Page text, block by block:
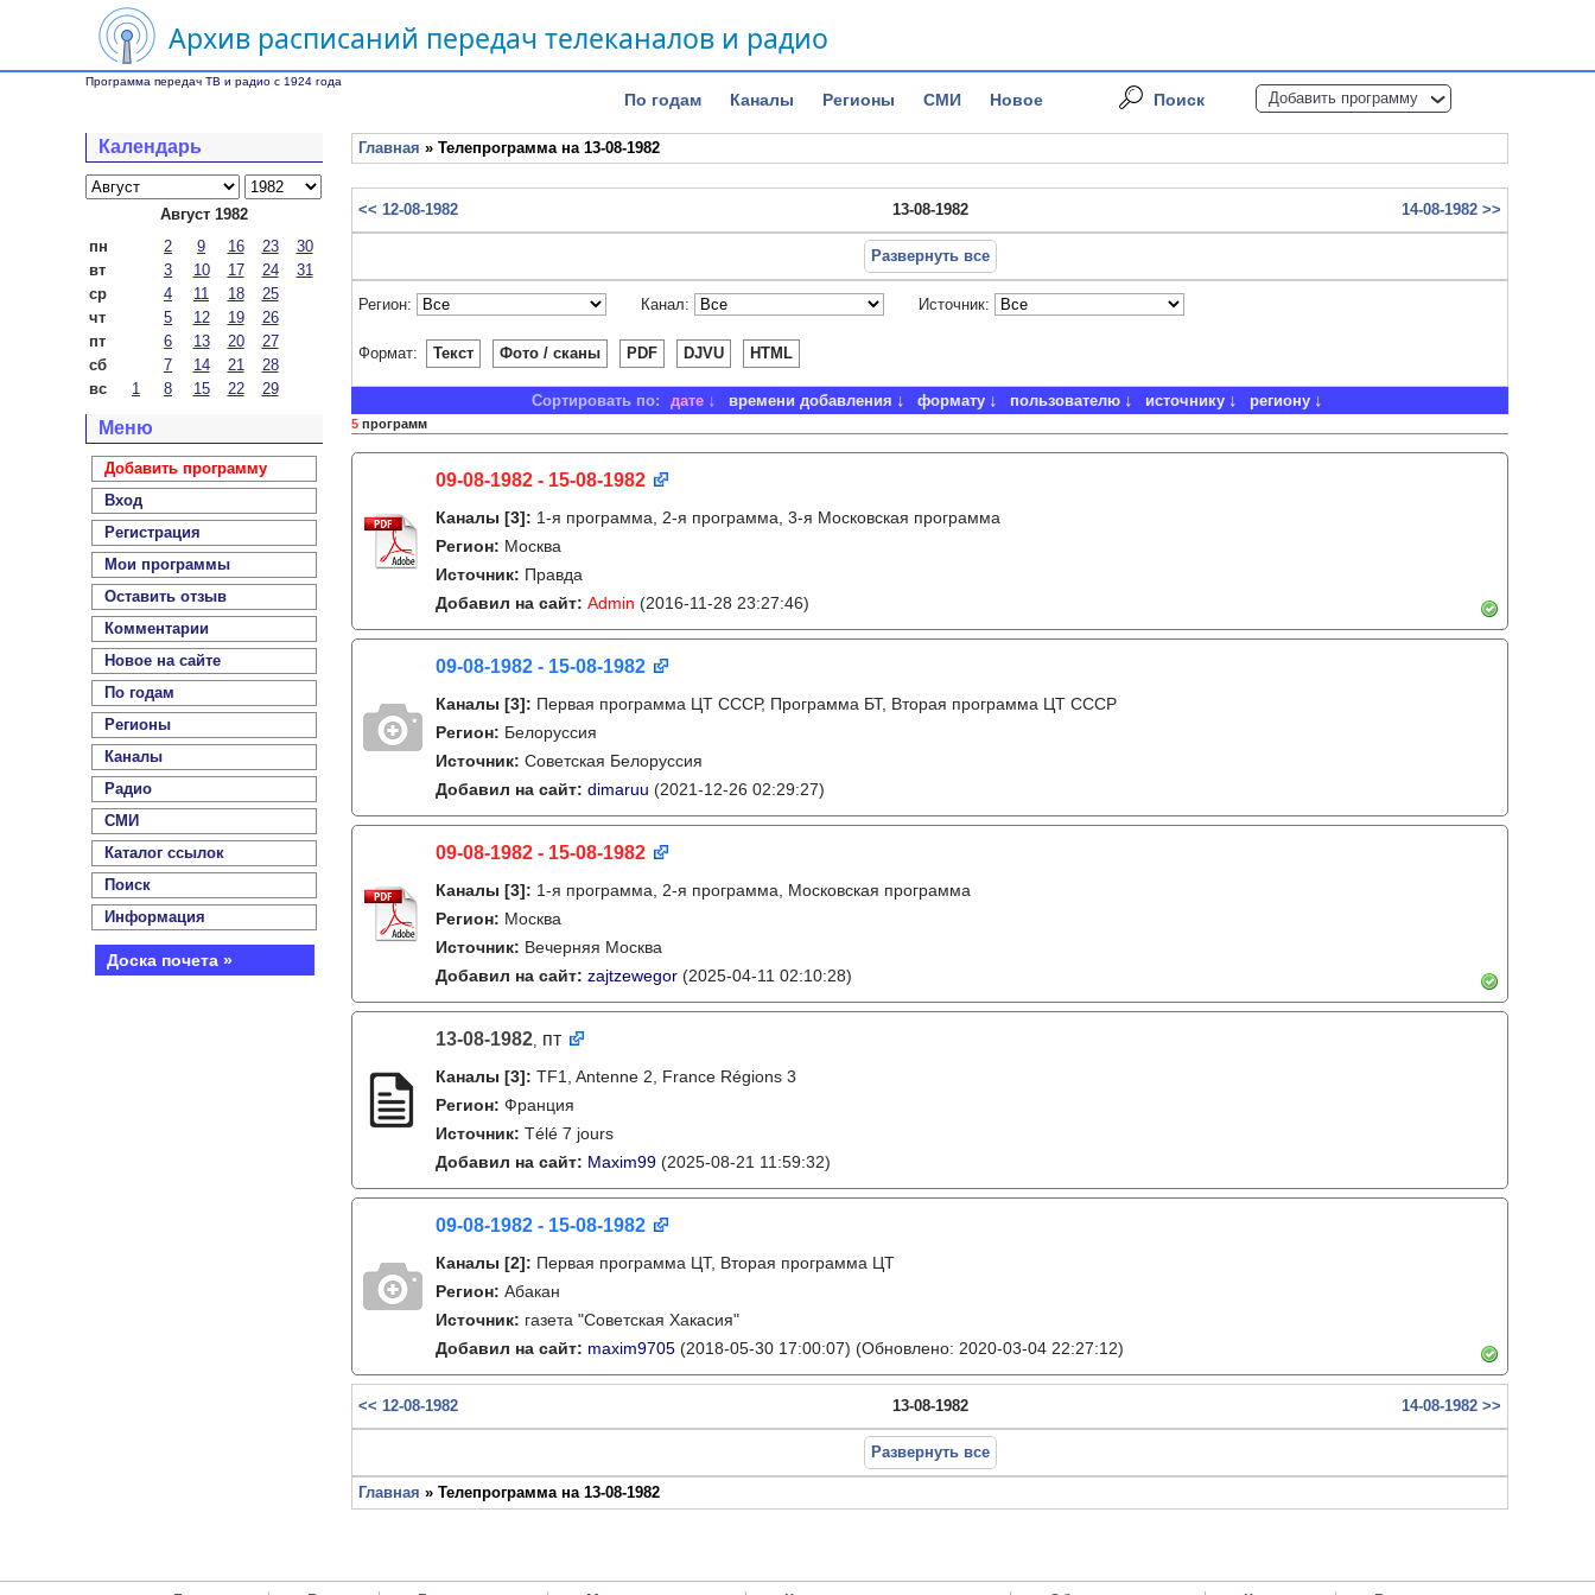
Архив расписаний передач телеканалов и радио
Программа передач ТВ и радио с 1924 года
По годам Каналы Регионы СМИ Новое Поиск Добавить программу
Календарь
Август 1982
пн
2 9 16 23
30
вт
3 10 17 24
31
ср
4 11 18
25
чт
5 12 19
26
пт
6 13 20
27
сб
7 14 21
28
вс
1 8 15 22 29
Меню
Добавить программу
Вход
Регистрация
Мои программы
Оставить отзыв
Комментарии
Новое на сайте
По годам
Регионы
Каналы
Радио
СМИ
Каталог ссылок
Поиск
Информация
Доска почета »
Главная » Телепрограмма на 13-08-1982
<< 12-08-1982 13-08-1982 14-08-1982 >>
Развернуть все
Регион: Канал: Источник:
Формат: Текст Фото / сканы PDF DJVU HTML
Сортировать по: дате времени добавления формату пользователю источнику региону
5 программ
09-08-1982 - 15-08-1982
Каналы [3]: 1-я программа, 2-я программа, 3-я Московская программа
Регион: Москва
Источник: Правда
Добавил на сайт: Admin (2016-11-28 23:27:46)
09-08-1982 - 15-08-1982
Каналы [3]: Первая программа ЦТ СССР, Программа БТ, Вторая программа ЦТ СССР
Регион: Белоруссия
Источник: Советская Белоруссия
Добавил на сайт: dimaruu (2021-12-26 02:29:27)
09-08-1982 - 15-08-1982
Каналы [3]: 1-я программа, 2-я программа, Московская программа
Регион: Москва
Источник: Вечерняя Москва
Добавил на сайт: zajtzewegor (2025-04-11 02:10:28)
13-08-1982, пт
Каналы [3]: TF1, Antenne 2, France Régions 3
Регион: Франция
Источник: Télé 7 jours
Добавил на сайт: Maxim99 (2025-08-21 11:59:32)
09-08-1982 - 15-08-1982
Каналы [2]: Первая программа ЦТ, Вторая программа ЦТ
Регион: Абакан
Источник: газета "Советская Хакасия"
Добавил на сайт: maxim9705 (2018-05-30 17:00:07) (Обновлено: 2020-03-04 22:27:12)
<< 12-08-1982 13-08-1982 14-08-1982 >>
Развернуть все
Главная » Телепрограмма на 13-08-1982